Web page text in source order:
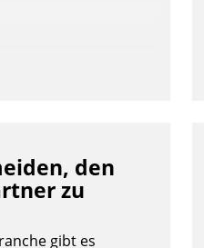
den
zu
gibt es